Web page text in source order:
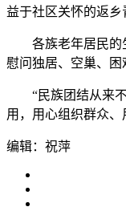
益于社区关怀的返
各族老年居民的生
慰问独居、空巢、困
“民族团结从来不
用，用心组织群众
编辑：祝萍